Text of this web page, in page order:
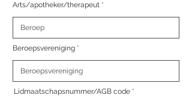
Arts/apotheker/therapeut
Beroepsvereniging
Lidmaatschapsnummer/AGB code